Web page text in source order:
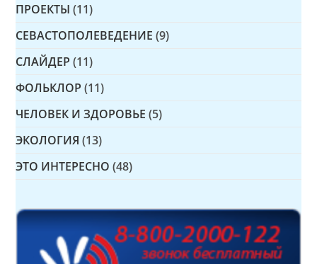
ПРОЕКТЫ (11)
СЕВАСТОПОЛЕВЕДЕНИЕ (9)
СЛАЙДЕР (11)
ФОЛЬКЛОР (11)
ЧЕЛОВЕК И ЗДОРОВЬЕ (5)
ЭКОЛОГИЯ (13)
ЭТО ИНТЕРЕСНО (48)